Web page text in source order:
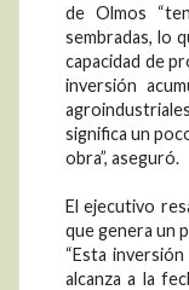
de Olmos
sembradas, lo
capacidad de
inversión
significa un
obra”, aseguró.
El ejecutivo
que genera un
“Esta
alcanza a la